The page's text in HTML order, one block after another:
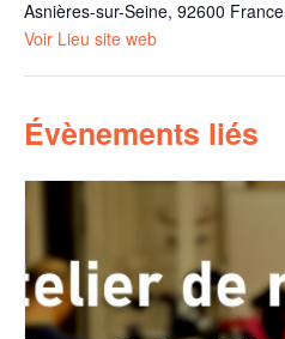
Asnières-sur-Seine, 92600 France
Voir Lieu site web
Évènements liés